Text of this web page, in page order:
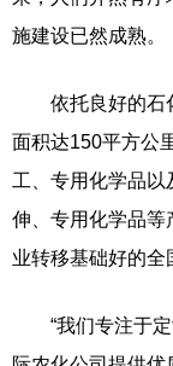
施建设已然成熟。
依托良好的石化
面积达150平方公
工、专用化学品以
伸、专用化学品等
业转移基础好的全
“我们专注于定